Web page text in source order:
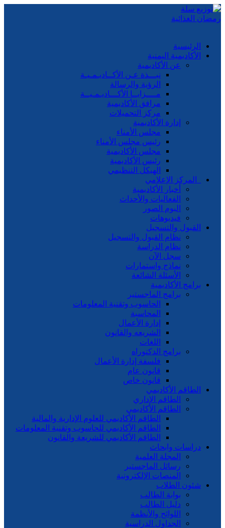
الرئيسية
الأكاديمية اليمنية
عن الأكاديمية
نبـــذة عـن الأكــاديـمـيـة
الرؤية والرسالة
مــــزايــا الأكـــاديـمـيــة
مرافق الأكاديمية
مركز التحميلات
إدارة الأكاديمية
مجلس الأمناء
رئيس مجلس الأمناء
مجلس الأكاديمية
رئيس الأكاديمية
الهيكل التنظيمي
المركز الإعلامي
أخبار الأكاديمية
الفعاليات والأحداث
البوم الصور
فيديوهات
القبول والتسجيل
نظام القبول والتسجيل
نظام الدراسة
سجل الآن
نماذج واستمارات
الأسئلة الشائعة
برامج الأكاديمية
برامج الماجستير
الحاسوب وتقنية المعلومات
المحاسبة
إدارة الأعمال
الشريعه والقانون
اللغات
برامج الدكتوراه
فلسفة إدارة الأعمال
قانون عام
قانون خاص
الطاقم الأكاديمي
الطاقم الإداري
الطاقم الأكاديمي
الطاقم الأكاديمي للعلوم الإدارية والمالية
الطاقم الأكاديمي للحاسوب وتقنية المعلومات
الطاقم الأكاديمي للشريعة والقانون
دراسات وابحاث
المجلة العلمية
رسائل الماجستير
المنصات الإلكترونية
شئون الطلاب
بوابة الطالب
دليل الطالب
اللوائح والأنظمة
الجداول الدراسية